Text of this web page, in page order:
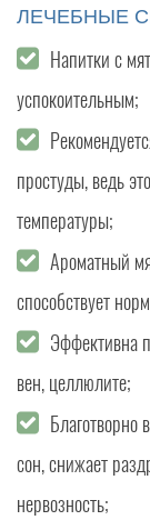
ЛЕЧЕБНЫЕ
Напитки с
успокоительным;
простуды, ведь
температуры;
Ароматный
способствует
Эффективна
вен, целлюлите;
Благотворно
сон, снижает
нервозность;